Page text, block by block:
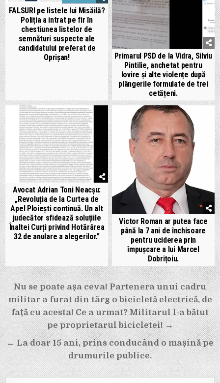
FALSURI pe listele lui Misăilă?
Poliția a intrat pe fir în
chestiunea listelor de
semnături suspecte ale
candidatului preferat de
Oprișan!
Primarul PSD de la Vidra, Silviu
Pintilie, anchetat pentru
lovire și alte violențe după
plângerile formulate de trei
cetățeni.
Avocat Adrian Toni Neacșu:
„Revoluția de la Curtea de
Apel Ploiești continuă. Un alt
judecător sfidează soluțiile
Înaltei Curți privind Hotărârea
32 de anulare a alegerilor.”
Victor Roman ar putea face
până la 7 ani de închisoare
pentru uciderea prin
împușcare a lui Marcel
Dobrițoiu.
Navigare
în
articole
Nu se poate așa ceva! Partenera unui cadru
militar a furat din târg o bicicletă electrică, de
față cu acesta! Ce a urmat? Militarul l-a bătut
pe proprietarul bicicletei! →
← La doar 15 ani, prins conducând o mașină pe
drumurile publice.